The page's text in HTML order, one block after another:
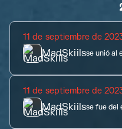
11 de septiembre de
MadSkiilsse unió al
11 de septiembre de
MadSkiilsse fue del